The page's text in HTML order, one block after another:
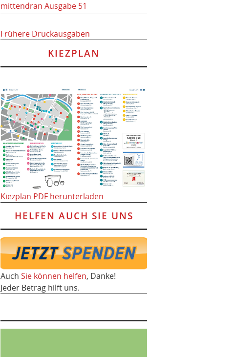
mittendran Ausgabe 51
Frühere Druckausgaben
KIEZPLAN
Kiezplan PDF herunterladen
HELFEN AUCH SIE UNS
Auch Sie können helfen, Danke!
Jeder Betrag hilft uns.